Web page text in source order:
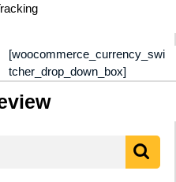
[woocommerce_currency_swi
tcher_drop_down_box]